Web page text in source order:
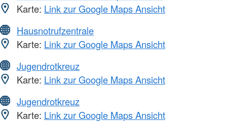
Karte: Link zur Google Maps Ansicht
Hausnotrufzentrale
Karte: Link zur Google Maps Ansicht
Jugendrotkreuz
Karte: Link zur Google Maps Ansicht
Jugendrotkreuz
Karte: Link zur Google Maps Ansicht